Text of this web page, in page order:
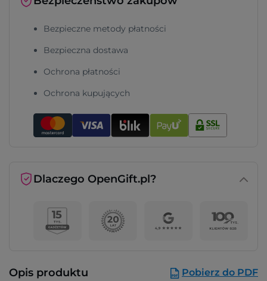
Bezpieczne metody płatności
Bezpieczna dostawa
Ochrona płatności
Ochrona kupujących
Dlaczego OpenGift.pl?
Opis produktu Pobierz do PDF